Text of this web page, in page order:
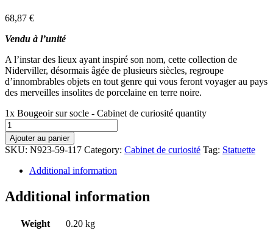
68,87 €
Vendu à l’unité
A l’instar des lieux ayant inspiré son nom, cette collection de
Niderviller, désormais âgée de plusieurs siècles, regroupe
d’innombrables objets en tout genre qui vous feront voyager au pays
des merveilles insolites de porcelaine en terre noire.
1x Bougeoir sur socle - Cabinet de curiosité quantity
Ajouter au panier
SKU: N923-59-117 Category: Cabinet de curiosité Tag: Statuette
Additional information
Additional information
Weight
0.20 kg